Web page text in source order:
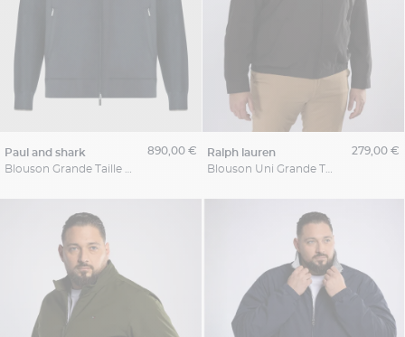
paul and shark
Blouson Grande Taille Marine
890,00 €
ralph lauren
Blouson Uni Grande Taille Noir
279,00 €